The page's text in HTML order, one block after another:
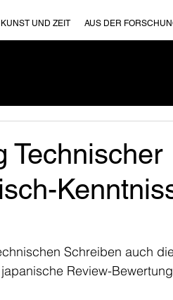
KUNST UND ZEIT AUS DER
Technischer
Schreiben auch
Review-